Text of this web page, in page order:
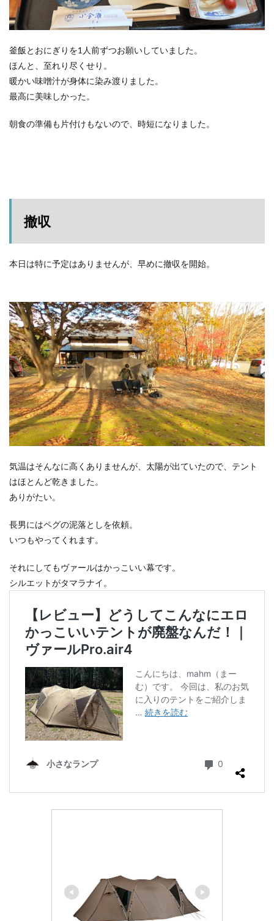
釜飯とおにぎりを1人前ずつお願いしていました。
ほんと、至れり尽くせり。
暖かい味噌汁が身体に染み渡りました。
最高に美味しかった。
朝食の準備も片付けもないので、時短になりました。
撤収
本日は特に予定はありませんが、早めに撤収を開始。
気温はそんなに高くありませんが、太陽が出ていたので、テント
はほとんど乾きました。
ありがたい。
長男にはペグの泥落としを依頼。
いつもやってくれます。
それにしてもヴァールはかっこいい幕です。
シルエットがタマラナイ。